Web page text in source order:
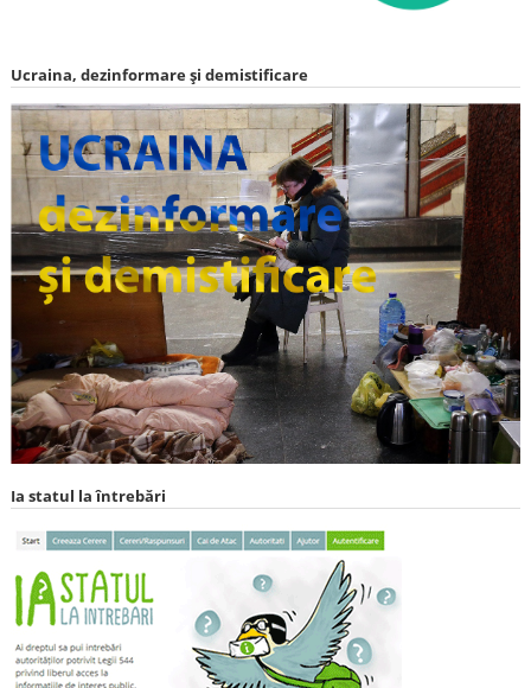
Ucraina, dezinformare și demistificare
Ia statul la întrebări